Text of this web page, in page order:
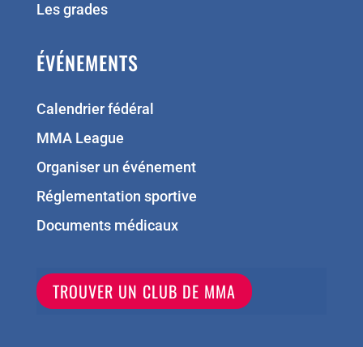
Les grades
ÉVÉNEMENTS
Calendrier fédéral
MMA League
Organiser un événement
Réglementation sportive
Documents médicaux
TROUVER UN CLUB DE MMA